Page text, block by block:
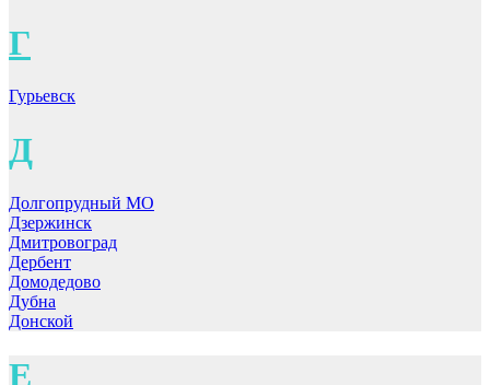
Г
Гурьевск
Д
Долгопрудный МО
Дзержинск
Дмитровоград
Дербент
Домодедово
Дубна
Донской
Е